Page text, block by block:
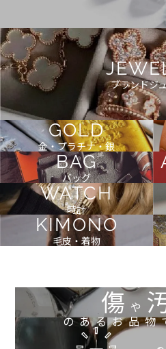
ブランドジ
GOLD
金・プラチナ・銀
BAG
バッグ
WATCH
時計
KIMONO
毛皮・着物
傷や
のあるお品物